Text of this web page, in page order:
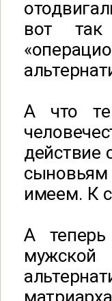
вот так
А что
действие
имеем. К
А